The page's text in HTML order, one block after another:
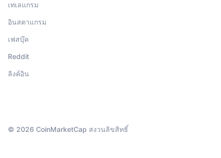
เทเลแกรม
อินสตาแกรม
เฟสบุ๊ค
Reddit
ลิงค์อิน
© 2026 CoinMarketCap สงวนลิขสิทธิ์